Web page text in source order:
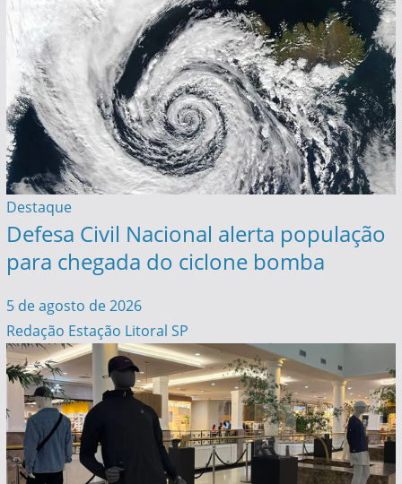
Destaque
Defesa Civil Nacional alerta população
para chegada do ciclone bomba
5 de agosto de 2026
Redação Estação Litoral SP